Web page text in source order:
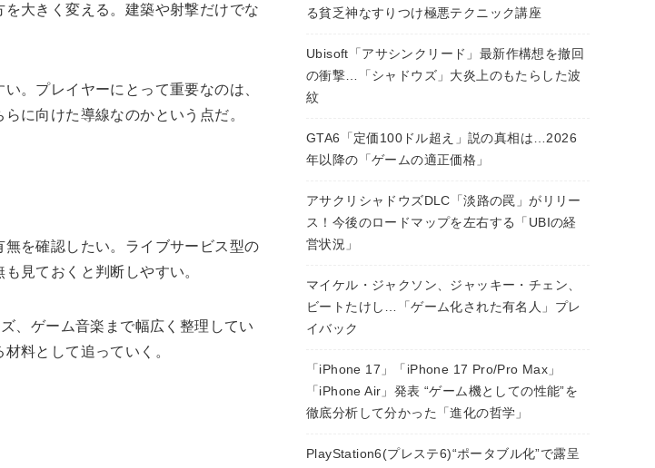
大きく変える。建築や射撃だけでな
。プレイヤーにとって重要なのは、
に向けた導線なのかという点だ。
を確認したい。ライブサービス型の
見ておくと判断しやすい。
、ゲーム音楽まで幅広く整理してい
料として追っていく。
る貧乏神なすりつけ極悪テクニック講座
Ubisoft「アサシンクリード」最新作構想を撤回
の衝撃…「シャドウズ」大炎上のもたらした波
紋
GTA6「定価100ドル超え」説の真相は…2026
年以降の「ゲームの適正価格」
アサクリシャドウズDLC「淡路の罠」がリリー
ス！今後のロードマップを左右する「UBIの経
営状況」
マイケル・ジャクソン、ジャッキー・チェン、
ビートたけし…「ゲーム化された有名人」プレ
イバック
「iPhone 17」「iPhone 17 Pro/Pro Max」
「iPhone Air」発表 “ゲーム機としての性能”を
徹底分析して分かった「進化の哲学」
PlayStation6(プレステ6)“ポータブル化”で露呈